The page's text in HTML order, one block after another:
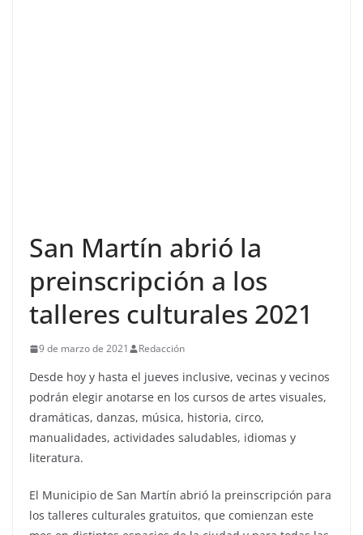
San Martín abrió la
preinscripción a los
talleres culturales 2021
9 de marzo de 2021 Redacción
Desde hoy y hasta el jueves inclusive, vecinas y vecinos
podrán elegir anotarse en los cursos de artes visuales,
dramáticas, danzas, música, historia, circo,
manualidades, actividades saludables, idiomas y
literatura.
El Municipio de San Martín abrió la preinscripción para
los talleres culturales gratuitos, que comienzan este